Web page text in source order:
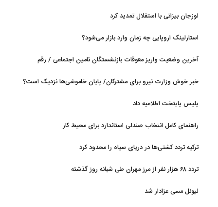
اوزجان بیزاتی با استقلال تمدید کرد
استارلینک اروپایی چه زمان وارد بازار می‌شود؟
آخرین وضعیت واریز معوقات بازنشستگان تامین اجتماعی / رقم
خبر خوش وزارت نیرو برای مشترکان/ پایان خاموشی‌ها نزدیک است؟
پلیس پایتخت اطلاعیه داد
راهنمای کامل انتخاب صندلی استاندارد برای محیط کار
ترکیه تردد کشتی‌ها در دریای سیاه را محدود کرد
تردد ۶۸ هزار نفر از مرز مهران طی شبانه روز گذشته
لیونل مسی عزادار شد